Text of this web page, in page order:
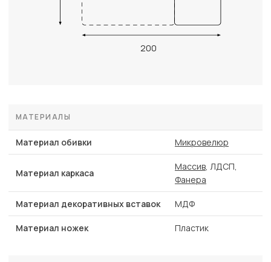
200
МАТЕРИАЛЫ
Материал обивки Микровелюр
Материал каркаса
Массив, ЛДСП,
Фанера
Материал декоративных вставок МДФ
Материал ножек Пластик